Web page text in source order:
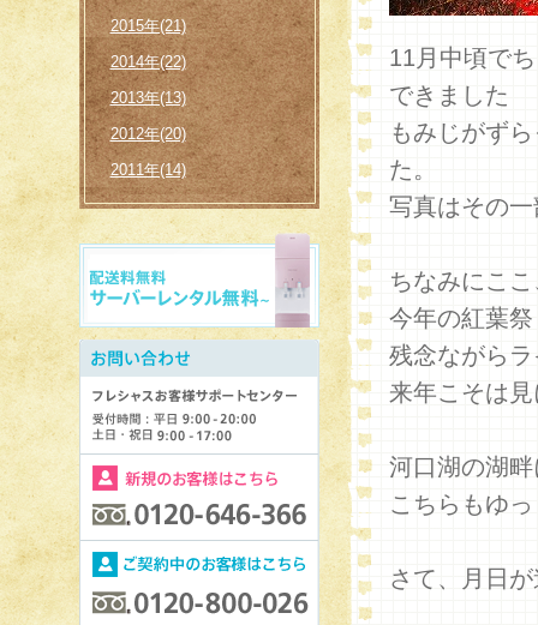
2015年(21)
2014年(22)
2013年(13)
2012年(20)
2011年(14)
11月中頃で
できました
もみじがず
た。
写真はその
ちなみにこ
今年の紅葉
残念ながら
来年こそは
河口湖の湖
こちらもゆ
さて、月日